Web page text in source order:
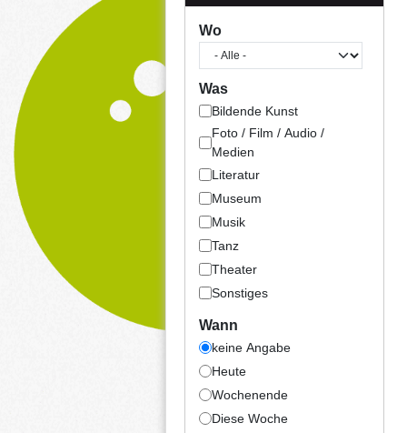
Wo
Was
Bildende Kunst
Foto / Film / Audio /
Medien
Literatur
Museum
Musik
Tanz
Theater
Sonstiges
Wann
keine Angabe
Heute
Wochenende
Diese Woche